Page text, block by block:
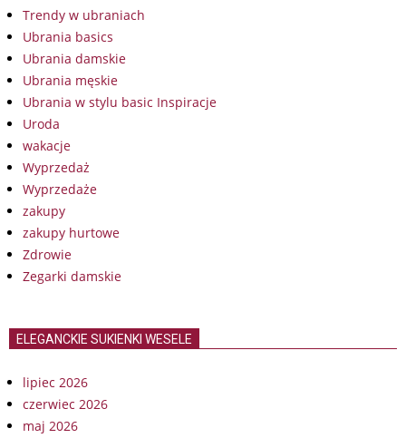
Trendy w ubraniach
Ubrania basics
Ubrania damskie
Ubrania męskie
Ubrania w stylu basic Inspiracje
Uroda
wakacje
Wyprzedaż
Wyprzedaże
zakupy
zakupy hurtowe
Zdrowie
Zegarki damskie
ELEGANCKIE SUKIENKI WESELE
lipiec 2026
czerwiec 2026
maj 2026